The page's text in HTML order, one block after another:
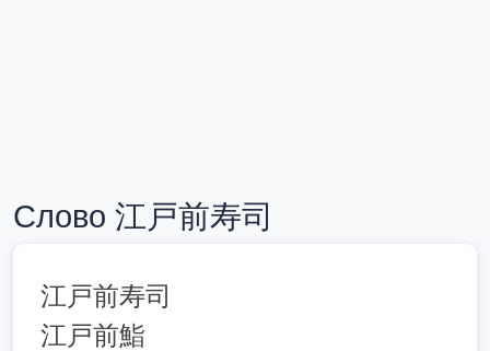
Слово 江戸前寿司
江戸前寿司
江戸前鮨